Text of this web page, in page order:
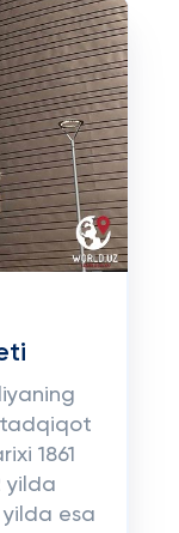
tadqiqot
1861
yilda
esa